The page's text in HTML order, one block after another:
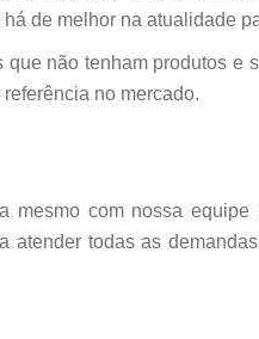
de melhor na atualidade
não tenham produtos e
no mercado.
com nossa
todas as